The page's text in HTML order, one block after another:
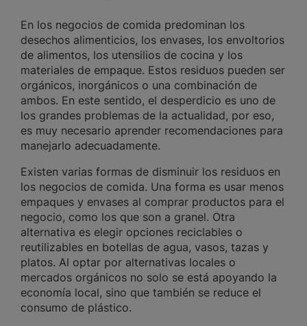
En los negocios de comida predominan los
desechos alimenticios, los envases, los envoltorios
de alimentos, los utensilios de cocina y los
materiales de empaque. Estos residuos pueden ser
orgánicos, inorgánicos o una combinación de
ambos. En este sentido, el desperdicio es uno de
los grandes problemas de la actualidad, por eso,
es muy necesario aprender recomendaciones para
manejarlo adecuadamente.
Existen varias formas de disminuir los residuos en
los negocios de comida. Una forma es usar menos
empaques y envases al comprar productos para el
negocio, como los que son a granel. Otra
alternativa es elegir opciones reciclables o
reutilizables en botellas de agua, vasos, tazas y
platos. Al optar por alternativas locales o
mercados orgánicos no solo se está apoyando la
economía local, sino que también se reduce el
consumo de plástico.